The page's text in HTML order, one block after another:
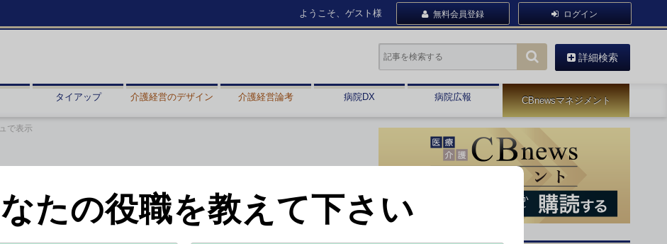
ようこそ、ゲスト様 無料会員登録 ログイン
詳細検索
タイアップ 介護経営のデザイン 介護経営論考 病院DX 病院広報 CBnewsマネジメント
で表示
ロメッシュで表示
たの役職を教えて下さい